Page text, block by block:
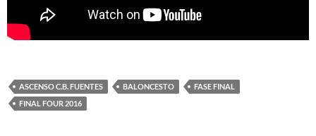
ASCENSO C.B. FUENTES BALONCESTO
FASE FINAL
FINAL FOUR 2016